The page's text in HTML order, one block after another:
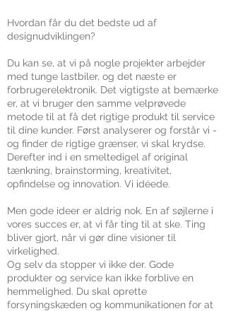
Hvordan får du det bedste ud af
designudviklingen?
Du kan se, at vi på nogle projekter arbejder
med tunge lastbiler, og det næste er
forbrugerelektronik. Det vigtigste at bemærke
er, at vi bruger den samme velprøvede
metode til at få det rigtige produkt til service
til dine kunder. Først analyserer og forstår vi -
og finder de rigtige grænser, vi skal krydse.
Derefter ind i en smeltedigel af original
tænkning, brainstorming, kreativitet,
opfindelse og innovation. Vi idéede.
Men gode ideer er aldrig nok. En af søjlerne i
vores succes er, at vi får ting til at ske. Ting
bliver gjort, når vi gør dine visioner til
virkelighed.
Og selv da stopper vi ikke der. Gode ​​
produkter og service kan ikke forblive en
hemmelighed. Du skal oprette
forsyningskæden og kommunikationen for at